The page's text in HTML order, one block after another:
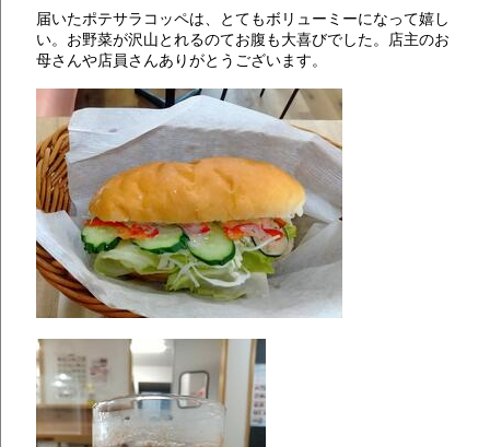
届いたポテサラコッペは、とてもボリューミーになって嬉し
い。お野菜が沢山とれるのてお腹も大喜びでした。店主のお
母さんや店員さんありがとうございます。